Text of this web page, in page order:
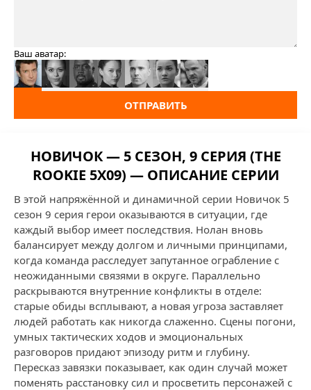
Ваш аватар:
ОТПРАВИТЬ
НОВИЧОК — 5 СЕЗОН, 9 СЕРИЯ (THE
ROOKIE 5X09) — ОПИСАНИЕ СЕРИИ
В этой напряжённой и динамичной серии Новичок 5
сезон 9 серия герои оказываются в ситуации, где
каждый выбор имеет последствия. Нолан вновь
балансирует между долгом и личными принципами,
когда команда расследует запутанное ограбление с
неожиданными связями в округе. Параллельно
раскрываются внутренние конфликты в отделе:
старые обиды всплывают, а новая угроза заставляет
людей работать как никогда слаженно. Сцены погони,
умных тактических ходов и эмоциональных
разговоров придают эпизоду ритм и глубину.
Пересказ завязки показывает, как один случай может
поменять расстановку сил и просветить персонажей с